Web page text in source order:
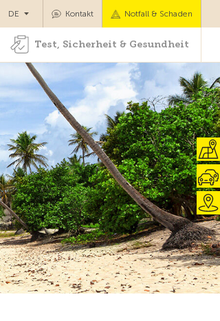
Test, Sicherheit & Gesundheit
Kontakt Notfall & Schaden
DE
Test, Sicherheit & Gesundheit